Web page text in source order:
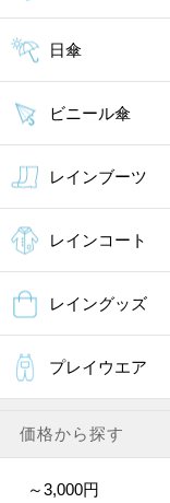
日傘
ビニール傘
レインブーツ
レインコート
レイングッズ
プレイウエア
価格から探す
～3,000円